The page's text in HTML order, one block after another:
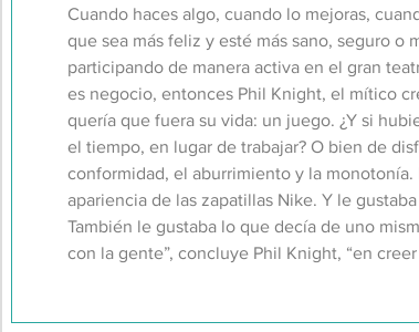
Cuando haces algo, cuando lo mejoras,
que sea más feliz y esté más sano, seguro
participando de manera activa en el gran
es negocio, entonces Phil Knight, el mítico
quería que fuera su vida: un juego. ¿Y si
el tiempo, en lugar de trabajar? O bien de
conformidad, el aburrimiento y la
apariencia de las zapatillas Nike. Y le
También le gustaba lo que decía de uno
con la gente”, concluye Phil Knight, “en